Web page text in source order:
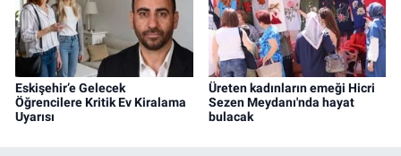
Eskişehir’e Gelecek
Öğrencilere Kritik Ev Kiralama
Uyarısı
Üreten kadınların emeği Hicri
Sezen Meydanı'nda hayat
bulacak